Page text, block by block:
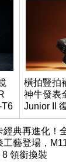
T6
橫拍豎拍
神牛發表
Junior II
經典再進化！
工藝登場，
8 領銜換裝